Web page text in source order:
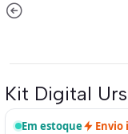
Kit Digital
Em estoque